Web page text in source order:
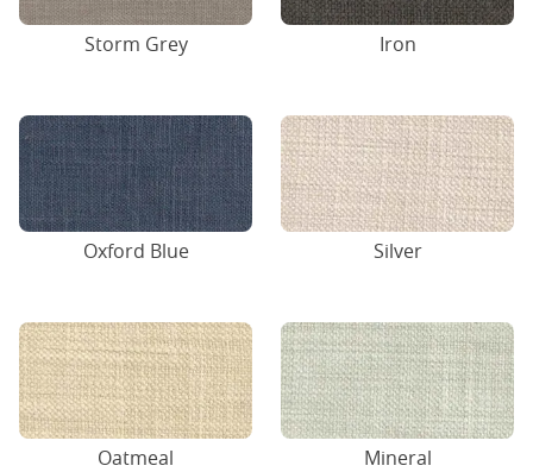
Storm Grey Iron
Oxford Blue Silver
Oatmeal Mineral